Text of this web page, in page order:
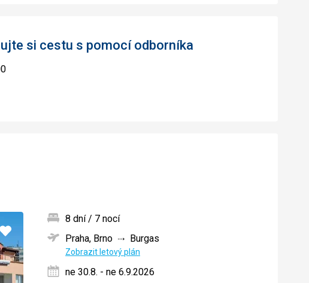
si cestu s pomocí odborníka
Přidat
do
oblíbených
8 dní / 7 nocí
Praha, Brno
Burgas
Zobrazit letový plán
ne 30.8. - ne 6.9.2026